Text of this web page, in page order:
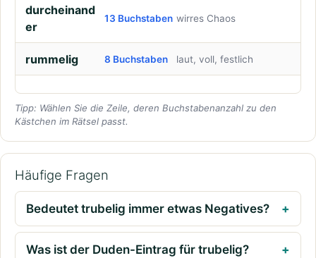
durcheinand
er
13 Buchstaben wirres Chaos
rummelig 8 Buchstaben laut, voll, festlich
Tipp: Wählen Sie die Zeile, deren Buchstabenanzahl zu den
Kästchen im Rätsel passt.
Häufige Fragen
Bedeutet trubelig immer etwas Negatives?
Was ist der Duden-Eintrag für trubelig?